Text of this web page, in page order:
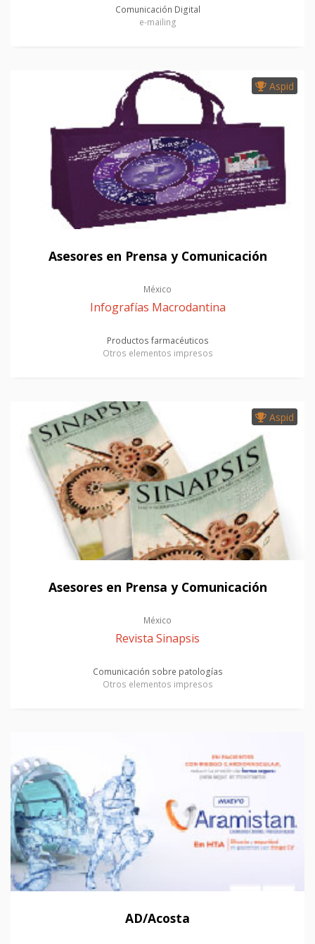
Comunicación Digital
e-mailing
Aspid
Asesores en Prensa y Comunicación
México
Infografías Macrodantina
Productos farmacéuticos
Otros elementos impresos
Aspid
Asesores en Prensa y Comunicación
México
Revista Sinapsis
Comunicación sobre patologías
Otros elementos impresos
AD/Acosta